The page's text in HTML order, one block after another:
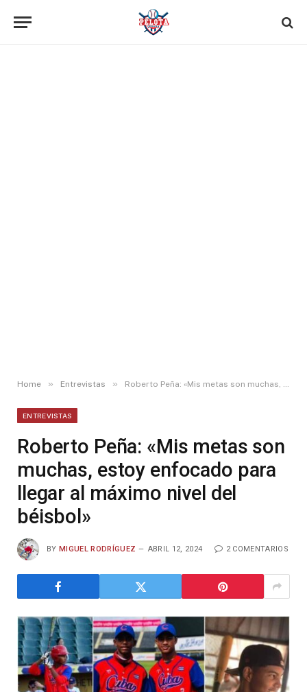
Home » Entrevistas » Roberto Peña: «Mis metas son muchas, estoy enfocado para llegar al máximo nivel del béisbol»
ENTREVISTAS
Roberto Peña: «Mis metas son
muchas, estoy enfocado para
llegar al máximo nivel del
béisbol»
BY MIGUEL RODRÍGUEZ ABRIL 12, 2024 2 COMENTARIOS